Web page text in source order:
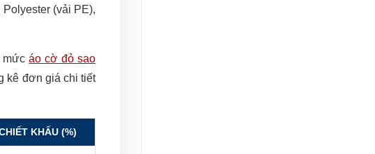
(vải PE),
mứcáo cờ đỏ sao
kê đơn giá chi tiết
KHẤU (%)